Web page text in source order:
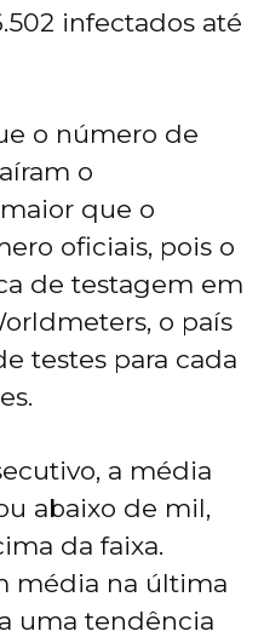
infectados até
o número de
o
que o
oficiais, pois o
de testagem em
o país
testes para cada
a média
abaixo de mil,
da faixa.
média na última
uma tendência